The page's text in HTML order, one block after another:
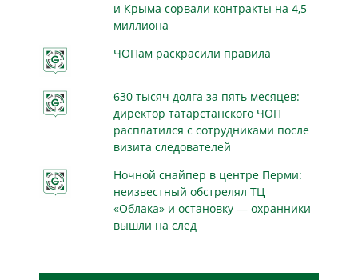
и Крыма сорвали контракты на 4,5
миллиона
ЧОПам раскрасили правила
630 тысяч долга за пять месяцев:
директор татарстанского ЧОП
расплатился с сотрудниками после
визита следователей
Ночной снайпер в центре Перми:
неизвестный обстрелял ТЦ
«Облака» и остановку — охранники
вышли на след